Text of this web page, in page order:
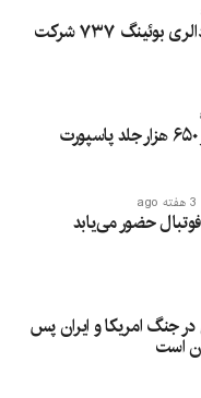
انتقال انجن ۲.۳ میلیون دالری بوئینگ ۷۳۷ شرکت
در یک سال گذشته بیش از ۶۵۰ هزار جلد پاسپورت
3 هفته ago
حضور می‌یابد
جنگ امریکا و ایران پس
است